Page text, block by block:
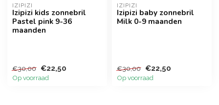
IZIPIZI
Izipizi kids zonnebril
Pastel pink 9-36
maanden
€30,00 €22,50
Op voorraad
IZIPIZI
Izipizi baby zonnebril
Milk 0-9 maanden
€30,00 €22,50
Op voorraad